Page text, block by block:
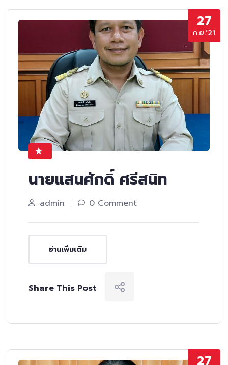
27
ก.ย.’21
นายแสนศักดิ์ ศรีสนิท
admin 0 Comment
อ่านเพิ่มเติม
Share This Post
27